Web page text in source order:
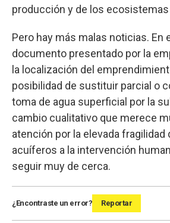
producción y de los
Pero hay más malas noticias. En
documento presentado por la
la localización del
posibilidad de sustituir parcial o
toma de agua superficial por la
cambio cualitativo que merece
atención por la elevada fragilidad
acuíferos a la intervención
seguir muy de cerca.
¿Encontraste un error? Reportar